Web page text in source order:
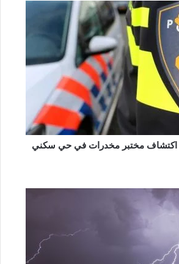
اكتشاف مختبر مخدرات في حي سكني